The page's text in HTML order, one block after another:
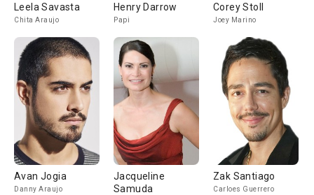
Leela Savasta
Chita Araujo
Henry Darrow
Papi
Corey Stoll
Joey Marino
Avan Jogia
Danny Araujo
Jacqueline
Samuda
Zak Santiago
Carloes Guerrero